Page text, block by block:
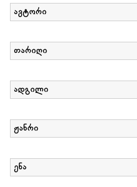
ავტორი
თარიღი
ადგილი
ჟანრი
ენა